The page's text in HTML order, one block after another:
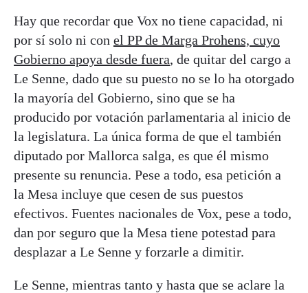
Hay que recordar que Vox no tiene capacidad, ni
por sí solo ni con el PP de Marga Prohens, cuyo
Gobierno apoya desde fuera, de quitar del cargo a
Le Senne, dado que su puesto no se lo ha otorgado
la mayoría del Gobierno, sino que se ha
producido por votación parlamentaria al inicio de
la legislatura. La única forma de que el también
diputado por Mallorca salga, es que él mismo
presente su renuncia. Pese a todo, esa petición a
la Mesa incluye que cesen de sus puestos
efectivos. Fuentes nacionales de Vox, pese a todo,
dan por seguro que la Mesa tiene potestad para
desplazar a Le Senne y forzarle a dimitir.
Le Senne, mientras tanto y hasta que se aclare la